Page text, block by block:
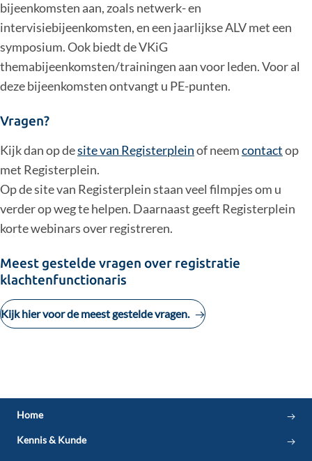
bijeenkomsten aan, zoals netwerk- en
intervisiebijeenkomsten, en een jaarlijkse ALV met een
symposium. Ook biedt de VKiG
themabijeenkomsten/trainingen aan voor leden. Voor al
deze bijeenkomsten ontvangt u PE-punten.
Vragen?
Kijk dan op desite van Registerpleinof neemcontactop
met Registerplein.
Op de site van Registerplein staan veel filmpjes om u
verder op weg te helpen. Daarnaast geeft Registerplein
korte webinars over registreren.
Meest gestelde vragen over registratie
klachtenfunctionaris
Kijk hier voor de meest gestelde vragen.
Registratie
Home
Kennis & Kunde